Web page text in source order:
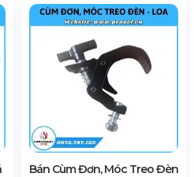
Bán Cùm Đơn, Móc Treo Đèn